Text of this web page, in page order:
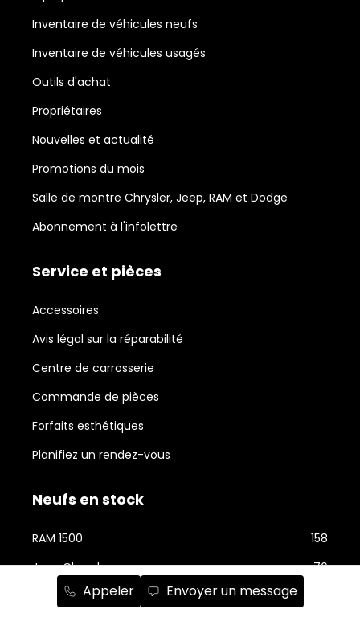
Appeler Envoyer un message
Inventaire de véhicules neufs
Inventaire de véhicules usagés
Outils d'achat
Propriétaires
Nouvelles et actualité
Promotions du mois
Salle de montre Chrysler, Jeep, RAM et Dodge
Abonnement à l'infolettre
Service et pièces
Accessoires
Avis légal sur la réparabilité
Centre de carrosserie
Commande de pièces
Forfaits esthétiques
Planifiez un rendez-vous
Neufs en stock
RAM 1500
158
Jeep Cherokee
76
RAM 2500